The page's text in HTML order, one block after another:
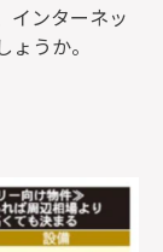
インターネッ
うか。